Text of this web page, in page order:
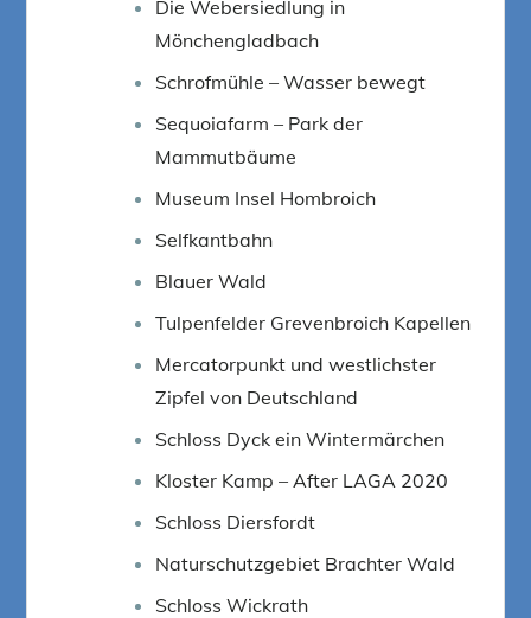
Die Webersiedlung in
Mönchengladbach
Schrofmühle – Wasser bewegt
Sequoiafarm – Park der
Mammutbäume
Museum Insel Hombroich
Selfkantbahn
Blauer Wald
Tulpenfelder Grevenbroich Kapellen
Mercatorpunkt und westlichster
Zipfel von Deutschland
Schloss Dyck ein Wintermärchen
Kloster Kamp – After LAGA 2020
Schloss Diersfordt
Naturschutzgebiet Brachter Wald
Schloss Wickrath